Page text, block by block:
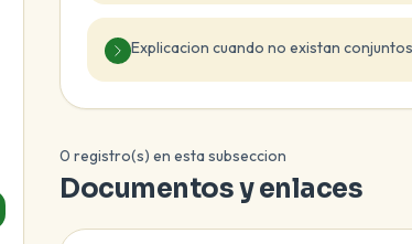
Explicacion cuando no existan
0 registro(s) en esta subseccion
Documentos y enlaces